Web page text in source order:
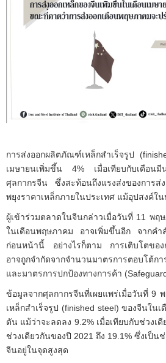
การส่งออกผลิตภัณฑ์เหล็กสำเร็จรูป
เมษายนเพิ่มขึ้น 4% เมื่อเทียบกับเดือน
ศุลกากรจีน ซึ่งสะท้อนถึงแรงส่งของการส่
พยุงราคาเหล็กภายในประเทศ แม้อุปสงค์ใน
ผู้เข้าร่วมตลาดในจีนกล่าวเมื่อวันที่ 11 พฤ
ในเดือนพฤษภาคม อาจเพิ่มขึ้นอีก จากคำ
ก่อนหน้านี้ อย่างไรก็ตาม การเติบโตของ
อาจถูกจำกัดจากจำนวนมาตรการตอบโต้
และมาตรการปกป้องทางการค้า
ข้อมูลจากศุลกากรจีนที่เผยแพร่เมื่อวันที่ 9
เหล็กสำเร็จรูป (finished steel) ของจีนใน
ตัน แม้ว่าจะลดลง 9.2% เมื่อเทียบกับช่วงเ
ช่วงเดียวกันของปี 2021 ถึง 19.1% ซึ่งเป็น
จีนอยู่ในจุดสูงสุด